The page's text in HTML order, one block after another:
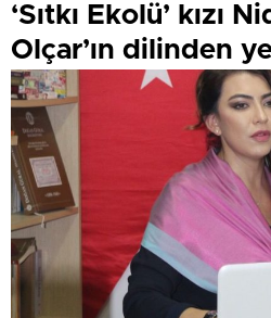
‘Sıtkı Ekolü’ kızı
Olçar’ın dilinden